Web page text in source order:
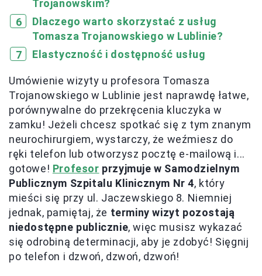
Trojanowskim?
Dlaczego warto skorzystać z usług
Tomasza Trojanowskiego w Lublinie?
Elastyczność i dostępność usług
Umówienie wizyty u profesora Tomasza
Trojanowskiego w Lublinie jest naprawdę łatwe,
porównywalne do przekręcenia kluczyka w
zamku! Jeżeli chcesz spotkać się z tym znanym
neurochirurgiem, wystarczy, że weźmiesz do
ręki telefon lub otworzysz pocztę e-mailową i...
gotowe! Profesor przyjmuje w Samodzielnym
Publicznym Szpitalu Klinicznym Nr 4, który
mieści się przy ul. Jaczewskiego 8. Niemniej
jednak, pamiętaj, że terminy wizyt pozostają
niedostępne publicznie, więc musisz wykazać
się odrobiną determinacji, aby je zdobyć! Sięgnij
po telefon i dzwoń, dzwoń, dzwoń!